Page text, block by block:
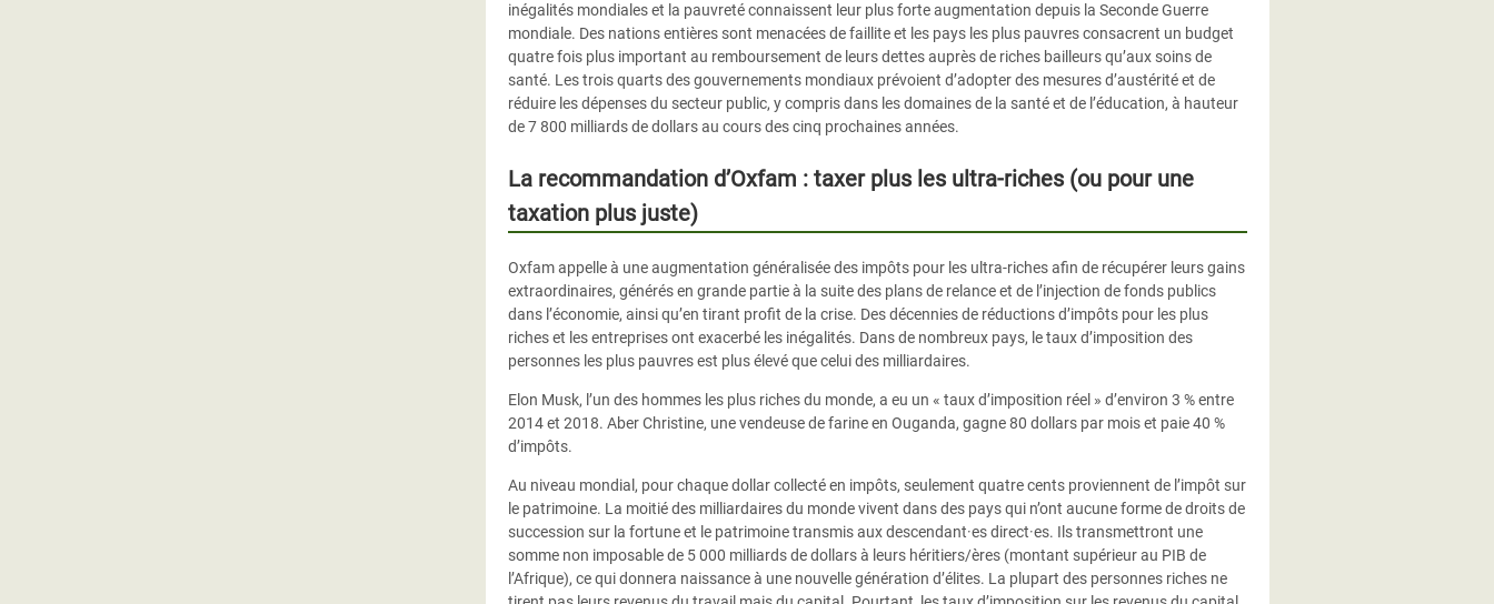
inégalités mondiales et la pauvreté connaissent leur plus forte augmentation depuis la Seconde Guerre
mondiale. Des nations entières sont menacées de faillite et les pays les plus pauvres consacrent un budget
quatre fois plus important au remboursement de leurs dettes auprès de riches bailleurs qu’aux soins de
santé. Les trois quarts des gouvernements mondiaux prévoient d’adopter des mesures d’austérité et de
réduire les dépenses du secteur public, y compris dans les domaines de la santé et de l’éducation, à hauteur
de 7 800 milliards de dollars au cours des cinq prochaines années.
La recommandation d’Oxfam : taxer plus les ultra-riches (ou pour une
taxation plus juste)
Oxfam appelle à une augmentation généralisée des impôts pour les ultra-riches afin de récupérer leurs gains
extraordinaires, générés en grande partie à la suite des plans de relance et de l’injection de fonds publics
dans l’économie, ainsi qu’en tirant profit de la crise. Des décennies de réductions d’impôts pour les plus
riches et les entreprises ont exacerbé les inégalités. Dans de nombreux pays, le taux d’imposition des
personnes les plus pauvres est plus élevé que celui des milliardaires.
Elon Musk, l’un des hommes les plus riches du monde, a eu un « taux d’imposition réel » d’environ 3 % entre
2014 et 2018. Aber Christine, une vendeuse de farine en Ouganda, gagne 80 dollars par mois et paie 40 %
d’impôts.
Au niveau mondial, pour chaque dollar collecté en impôts, seulement quatre cents proviennent de l’impôt sur
le patrimoine. La moitié des milliardaires du monde vivent dans des pays qui n’ont aucune forme de droits de
succession sur la fortune et le patrimoine transmis aux descendant·es direct·es. Ils transmettront une
somme non imposable de 5 000 milliards de dollars à leurs héritiers/ères (montant supérieur au PIB de
l’Afrique), ce qui donnera naissance à une nouvelle génération d’élites. La plupart des personnes riches ne